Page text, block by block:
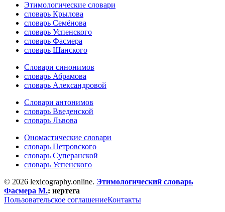
Этимологические словари
словарь Крылова
словарь Семёнова
словарь Успенского
словарь Фасмера
словарь Шанского
Словари синонимов
словарь Абрамова
словарь Александровой
Словари антонимов
словарь Введенской
словарь Львова
Ономастические словари
словарь Петровского
словарь Суперанской
словарь Успенского
© 2026 lexicography.online. Этимологический словарь
Фасмера М.: нертега
Пользовательское соглашениеКонтакты